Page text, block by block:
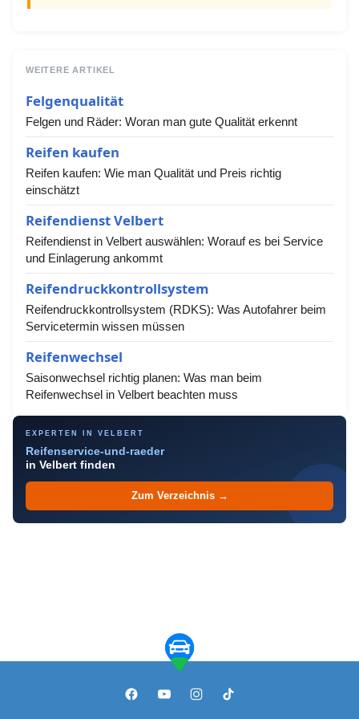
WEITERE ARTIKEL
Felgenqualität
Felgen und Räder: Woran man gute Qualität erkennt
Reifen kaufen
Reifen kaufen: Wie man Qualität und Preis richtig
einschätzt
Reifendienst Velbert
Reifendienst in Velbert auswählen: Worauf es bei Service
und Einlagerung ankommt
Reifendruckkontrollsystem
Reifendruckkontrollsystem (RDKS): Was Autofahrer beim
Servicetermin wissen müssen
Reifenwechsel
Saisonwechsel richtig planen: Was man beim
Reifenwechsel in Velbert beachten muss
EXPERTEN IN VELBERT
Reifenservice-und-raeder
in Velbert finden
Zum Verzeichnis →